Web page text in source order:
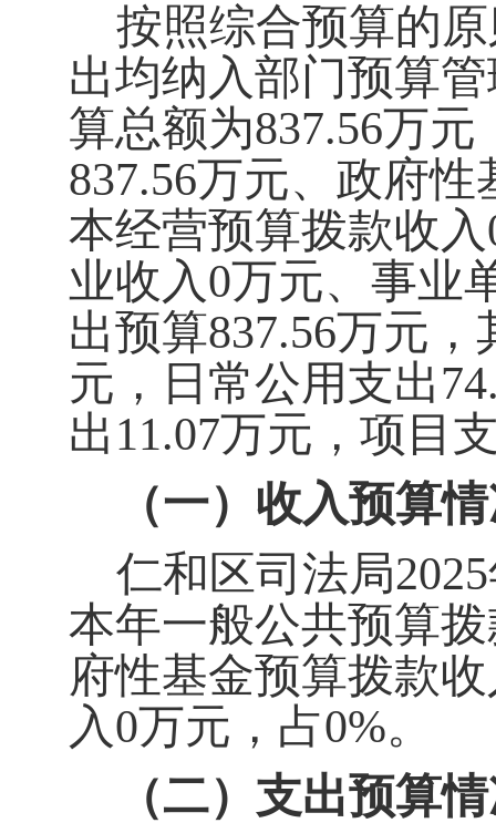
按照综合预算的
出均纳入部门预算
算总额为837.56万元
837.56万元、政府性
本经营预算拨款收入
业收入0万元、事业
出预算837.56万元，
元，日常公用支出
出11.07万元，项目
（一）收入预算
仁和区司法局2025
本年一般公共预算
府性基金预算拨款
入0万元 ，占0%。
（二）支出预算